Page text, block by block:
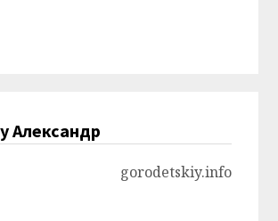
Александр
gorodetskiy.info